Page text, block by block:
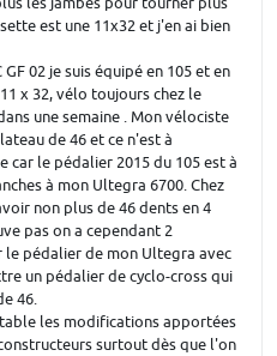
est une 11x32 et j'en ai bien
02 je suis équipé en 105 et en
x 32, vélo toujours chez le
une semaine . Mon vélociste
de 46 et ce n'est à
car le pédalier 2015 du 105 est à
à mon Ultegra 6700. Chez
non plus de 46 dents en 4
pas on a cependant 2
le pédalier de mon Ultegra avec
un pédalier de cyclo-cross qui
46.
les modifications apportées
surtout dès que l'on